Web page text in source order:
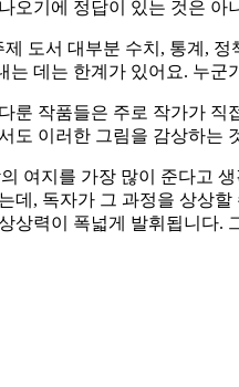
오기에 정답이 있는 것은
제 도서 대부분 수치, 통계,
는 데는 한계가 있어요. 누
룬 작품들은 주로 작가가
도 이러한 그림을 감상하는
여지를 가장 많이 준다고
데, 독자가 그 과정을 상상
상력이 폭넓게 발휘됩니다.